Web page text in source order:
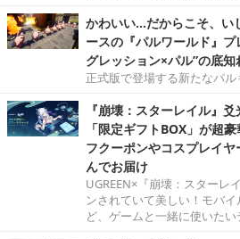
かわいい…だからこそ、い
ースの『パルワールド』
グレッション×パル”の底
正式版で登場する新たなパル
『崩壊：スターレイル』
「限定ギフトBOX」が超
フクーポンやコスプレイ
んでお届け
UGREEN×『崩壊：スターレ
ンされていて美しい！モバ
ど、ゲームと一緒に使いた